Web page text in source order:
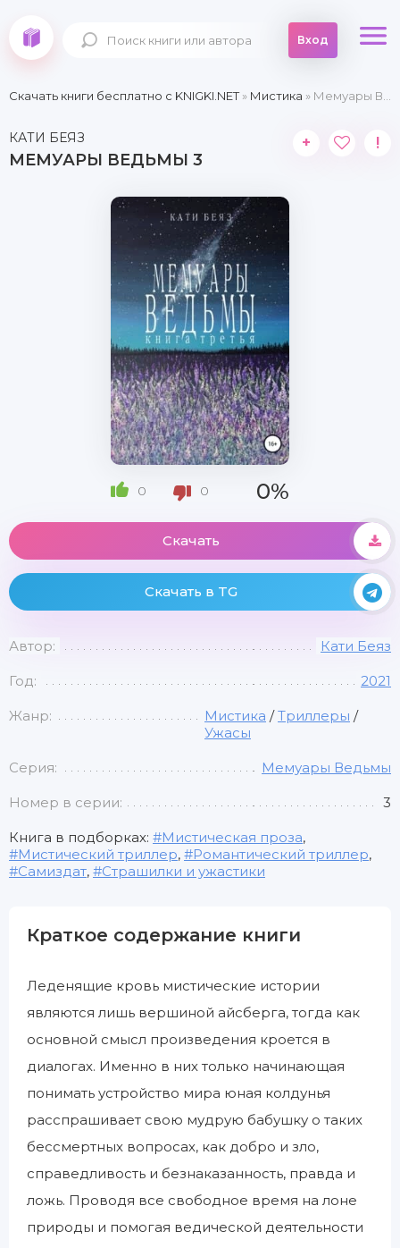
Вход
Скачать книги бесплатно c KNIGKI.NET» Мистика » Мемуары Ведьмы 3
КАТИ БЕЯЗ
МЕМУАРЫ ВЕДЬМЫ 3
+ !
0 0 0%
Скачать
Скачать в TG
Автор: Кати Беяз
Год: 2021
Жанр: Мистика /Триллеры /
Ужасы
Серия: Мемуары Ведьмы
Номер в серии: 3
Книга в подборках: Мистическая проза,
Мистический триллер, Романтический триллер,
Самиздат, Страшилки и ужастики
Краткое содержание книги
Леденящие кровь мистические истории
являются лишь вершиной айсберга, тогда как
основной смысл произведения кроется в
диалогах. Именно в них только начинающая
понимать устройство мира юная колдунья
расспрашивает свою мудрую бабушку о таких
бессмертных вопросах, как добро и зло,
справедливость и безнаказанность, правда и
ложь. Проводя все свободное время на лоне
природы и помогая ведической деятельности